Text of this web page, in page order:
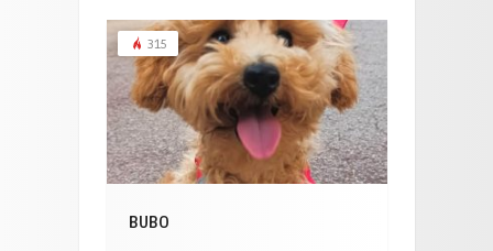
315
BUBO